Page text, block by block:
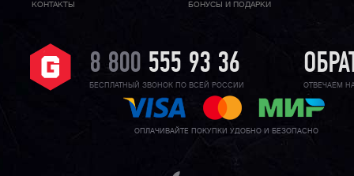
КОНТАКТЫ БОНУСЫ И ПОДАРКИ
8 800 555 93 36
БЕСПЛАТНЫЙ ЗВОНОК ПО ВСЕЙ РОССИИ ОТВЕЧАЕМ
ОПЛАЧИВАЙТЕ ПОКУПКИ УДОБНО И БЕЗОПАСНО